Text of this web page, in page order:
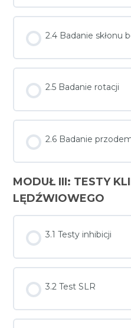
2.4 Badanie skłonu
2.5 Badanie rotacji
2.6 Badanie
MODUŁ III: TESTY
LĘDŹWIOWEGO
3.1 Testy inhibicji
3.2 Test SLR